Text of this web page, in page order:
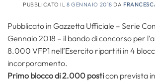
PUBBLICATO IL 8 GENNAIO 2018 DA
Pubblicato in Gazzetta Ufficiale – Serie
Gennaio 2018 – il bando di concorso per
8.000 VFP1 nell’Esercito ripartiti in 4
incorporamento.
Primo blocco di 2.000 posticon prevista